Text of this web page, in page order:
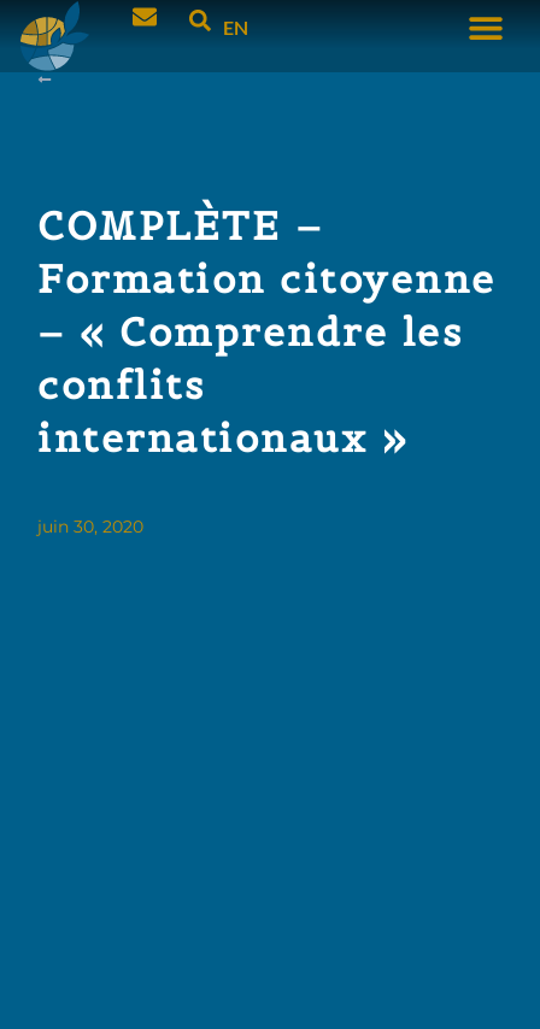
EN
COMPLÈTE –
Formation citoyenne
– « Comprendre les
conflits
internationaux »
juin 30, 2020